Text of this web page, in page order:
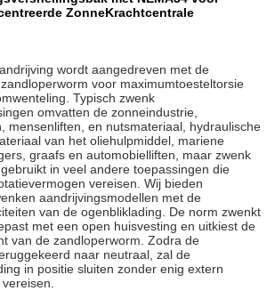
ZonneKrachtcentrale
wordt aangedreven met de
voor maximumtoesteltorsie
Typisch zwenk
omvatten de zonneindustrie,
mensenliften, en nutsmateriaal, hydraulische
van het oliehulpmiddel, mariene
graafs en automobielliften, maar zwenk
in veel andere toepassingen die
vereisen. Wij bieden
aandrijvingsmodellen met de
van de ogenbliklading. De norm zwenkt
met een open huisvesting en uitkiest de
van de zandloperworm. Zodra de
naar neutraal, zal de
in positie sluiten zonder enig extern